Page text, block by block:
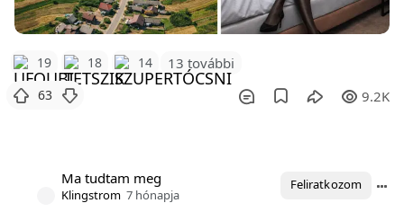
19 18 14 13 további
63 9.2K
Ma tudtam meg
Klingstrom 7 hónapja
Feliratkozom